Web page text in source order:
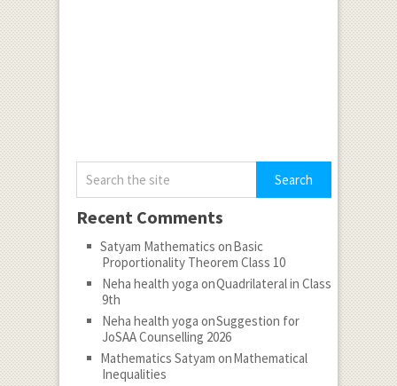
Recent Comments
Satyam Mathematics onBasic
Proportionality Theorem Class 10
Neha health yoga onQuadrilateral in Class
9th
Neha health yoga onSuggestion for
JoSAA Counselling 2026
Mathematics Satyam onMathematical
Inequalities